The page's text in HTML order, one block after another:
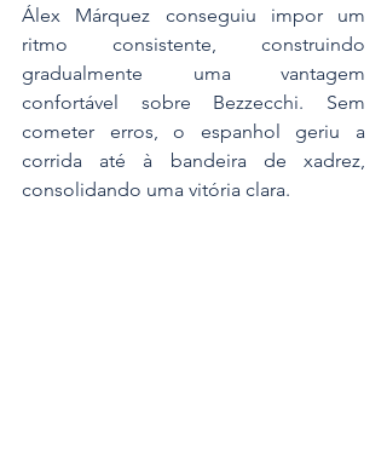
Álex Márquez conseguiu impor um
ritmo consistente, construindo
gradualmente uma vantagem
confortável sobre Bezzecchi. Sem
cometer erros, o espanhol geriu a
corrida até à bandeira de xadrez,
consolidando uma vitória clara.